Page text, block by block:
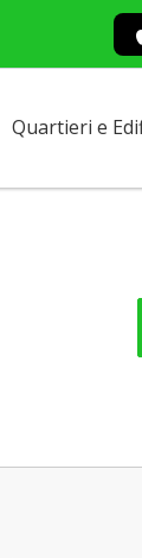
Quartieri e